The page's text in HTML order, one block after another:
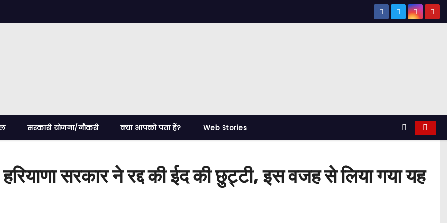
सरकारी योजना/नौकरी क्या आपको पता हैं? Web Stories
सरकार ने रद्द की ईद की छुट्टी, इस वजह से लिया गया यह